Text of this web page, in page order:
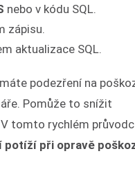
nebo v kódu SQL.
zápisu.
aktualizace SQL.
podezření na
Pomůže to snížit
tomto rychlém
potíží při opravě